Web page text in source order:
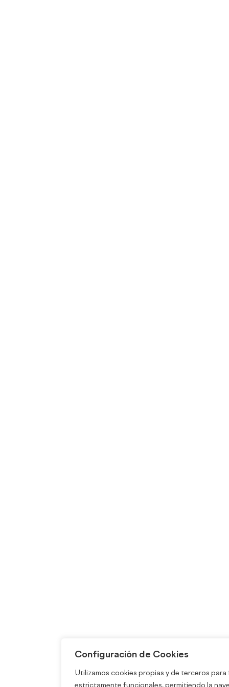
Configuración de Cookies
Utilizamos cookies propias y de terceros para
estrictamente funcionales, permitiendo la